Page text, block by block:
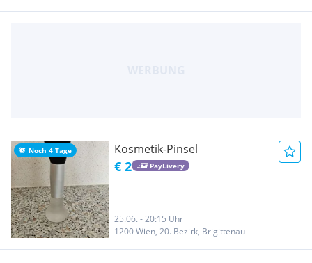
Noch 4 Tage Kosmetik-Pinsel
€ 2 PayLivery
25.06. - 20:15 Uhr
1200 Wien, 20. Bezirk, Brigittenau